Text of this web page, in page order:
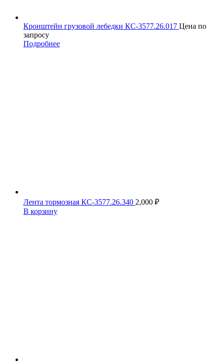
Кронштейн грузовой лебедки КС-3577.26.017 Цена по
запросу
Подробнее
Лента тормозная КС-3577.26.340 2,000 ₽
В корзину